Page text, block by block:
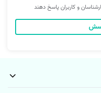
و کاربران پاسخ دهند